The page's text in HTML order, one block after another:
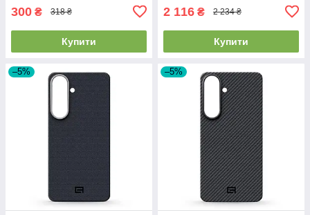
300 ₴ 318 ₴
Купити
2 116 ₴ 2 234 ₴
Купити
–5% –5%